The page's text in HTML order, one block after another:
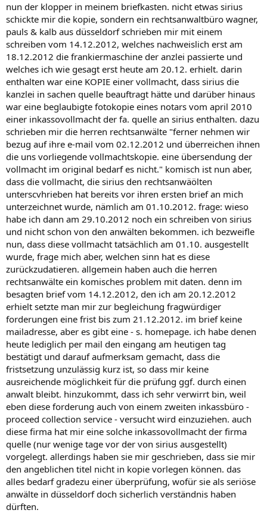
nun der klopper in meinem briefkasten. nicht etwas sirius
schickte mir die kopie, sondern ein rechtsanwaltbüro wagner,
pauls & kalb aus düsseldorf schrieben mir mit einem
schreiben vom 14.12.2012, welches nachweislich erst am
18.12.2012 die frankiermaschine der anzlei passierte und
welches ich wie gesagt erst heute am 20.12. erhielt. darin
enthalten war eine KOPIE einer vollmacht, dass sirius die
kanzlei in sachen quelle beauftragt hätte und darüber hinaus
war eine beglaubigte fotokopie eines notars vom april 2010
einer inkassovollmacht der fa. quelle an sirius enthalten. dazu
schrieben mir die herren rechtsanwälte "ferner nehmen wir
bezug auf ihre e-mail vom 02.12.2012 und überreichen ihnen
die uns vorliegende vollmachtskopie. eine übersendung der
vollmacht im original bedarf es nicht." komisch ist nun aber,
dass die vollmacht, die sirius den rechtsanwäölten
unterscvhrieben hat bereits vor ihren ersten brief an mich
unterzeichnet wurde, nämlich am 01.10.2012. frage: wieso
habe ich dann am 29.10.2012 noch ein schreiben von sirius
und nicht schon von den anwälten bekommen. ich bezweifle
nun, dass diese vollmacht tatsächlich am 01.10. ausgestellt
wurde, frage mich aber, welchen sinn hat es diese
zurückzudatieren. allgemein haben auch die herren
rechtsanwälte ein komisches problem mit daten. denn im
besagten brief vom 14.12.2012, den ich am 20.12.2012
erhielt setzte man mir zur begleichung fragwürdiger
forderungen eine frist bis zum 21.12.2012. im brief keine
mailadresse, aber es gibt eine - s. homepage. ich habe denen
heute lediglich per mail den eingang am heutigen tag
bestätigt und darauf aufmerksam gemacht, dass die
fristsetzung unzulässig kurz ist, so dass mir keine
ausreichende möglichkeit für die prüfung ggf. durch einen
anwalt bleibt. hinzukommt, dass ich sehr verwirrt bin, weil
eben diese forderung auch von einem zweiten inkassbüro -
proceed collection service - versucht wird einzuziehen. auch
diese firma hat mir eine solche inkassovollmacht der firma
quelle (nur wenige tage vor der von sirius ausgestellt)
vorgelegt. allerdings haben sie mir geschrieben, dass sie mir
den angeblichen titel nicht in kopie vorlegen können. das
alles bedarf gradezu einer überprüfung, wofür sie als seriöse
anwälte in düsseldorf doch sicherlich verständnis haben
dürften.